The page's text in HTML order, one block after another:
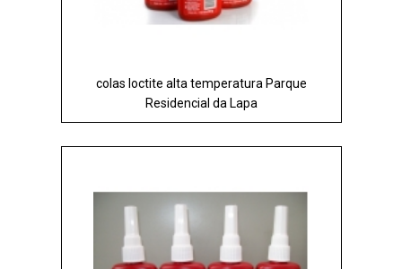
colas loctite alta temperatura Parque
Residencial da Lapa